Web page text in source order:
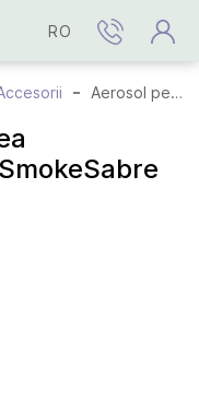
RO
Aerosol pentru testarea detectoarelor de fum SmokeSabre